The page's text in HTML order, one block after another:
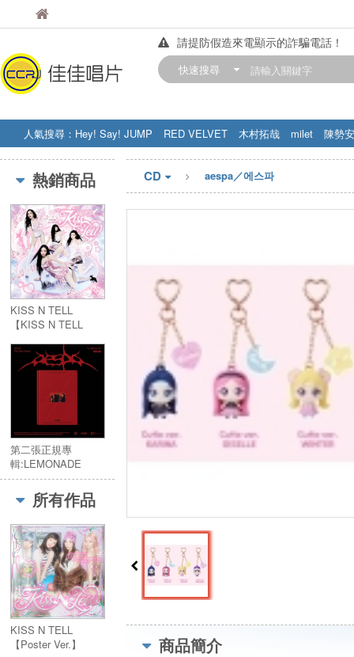
佳佳唱片
請提防假造來電顯示的詐騙電話！
【中華門市營業時間調整公告】
快速搜尋
人氣搜尋： Hey! Say! JUMP RED VELVET 木村拓哉 milet
陳勢安
STRAY KIDS
盧廣仲 周杰伦
熱銷商品
KISS N TELL
【KISS N TELL
第二張正規專
輯:LEMONADE
(WDA Ver.)／2nd
Album:LEMONADE
(WDA Ver.)
所有作品
KISS N TELL
【Poster Ver.】
CD aespa／에스파
商品簡介